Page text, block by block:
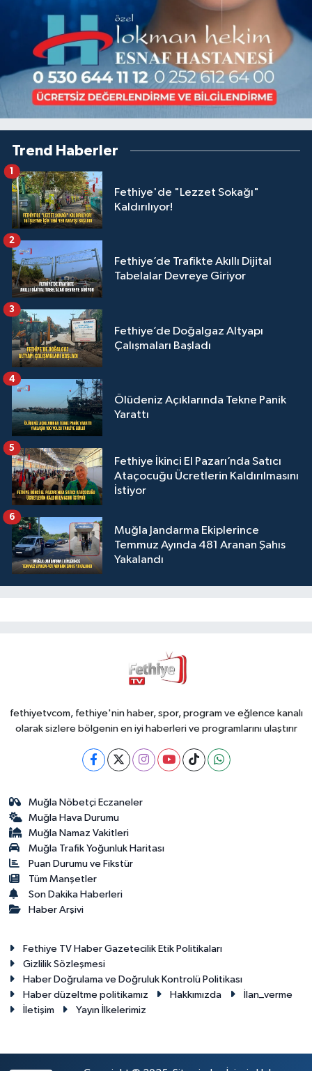
Trend Haberler
Fethiye'de "Lezzet Sokağı"
Kaldırılıyor!
1
Fethiye’de Trafikte Akıllı Dijital
Tabelalar Devreye Giriyor
2
Fethiye’de Doğalgaz Altyapı
Çalışmaları Başladı
3
Ölüdeniz Açıklarında Tekne Panik
Yarattı
4
Fethiye İkinci El Pazarı’nda Satıcı
Ataçocuğu Ücretlerin Kaldırılmasını
İstiyor
5
Muğla Jandarma Ekiplerince
Temmuz Ayında 481 Aranan Şahıs
Yakalandı
6
fethiyetvcom, fethiye'nin haber, spor, program ve eğlence kanalı
olarak sizlere bölgenin en iyi haberleri ve programlarını ulaştırır
Muğla Nöbetçi Eczaneler
Muğla Hava Durumu
Muğla Namaz Vakitleri
Muğla Trafik Yoğunluk Haritası
Puan Durumu ve Fikstür
Tüm Manşetler
Son Dakika Haberleri
Haber Arşivi
Fethiye TV Haber Gazetecilik Etik Politikaları
Gizlilik Sözleşmesi
Haber Doğrulama ve Doğruluk Kontrolü Politikası
Haber düzeltme politikamız
Hakkımızda
İlan_verme
İletişim
Yayın İlkelerimiz